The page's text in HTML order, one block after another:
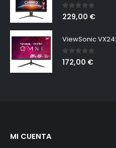
0out of 5
229,00 €
0out of 5
172,00 €
MI CUENTA